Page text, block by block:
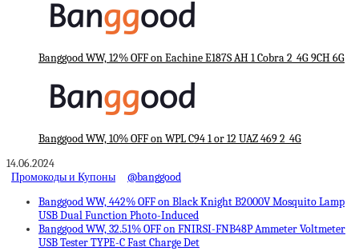
Banggood WW, 12% OFF on Eachine E187S AH 1 Cobra 2_4G 9CH 6G
Banggood WW, 10% OFF on WPL C94 1 or 12 UAZ 469 2_4G
14.06.2024
Промокоды и Купоны
@banggood
Banggood WW, 442% OFF on Black Knight B2000V Mosquito Lamp
USB Dual Function Photo-Induced
Banggood WW, 32.51% OFF on FNIRSI-FNB48P Ammeter Voltmeter
USB Tester TYPE-C Fast Charge Det